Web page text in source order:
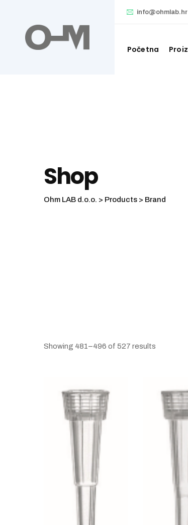
content
info@ohmlab.hr
Početna
Shop
Ohm LAB d.o.o. > Products > Brand
Showing 481–496 of 527 results